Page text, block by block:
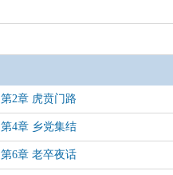
第2章 虎贲门路
第4章 乡党集结
第6章 老卒夜话